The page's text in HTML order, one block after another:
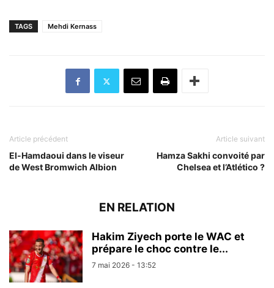
TAGS Mehdi Kernass
Article précédent
El-Hamdaoui dans le viseur
de West Bromwich Albion
Article suivant
Hamza Sakhi convoité par
Chelsea et l’Atlético ?
EN RELATION
Hakim Ziyech porte le WAC et
prépare le choc contre le...
7 mai 2026 - 13:52